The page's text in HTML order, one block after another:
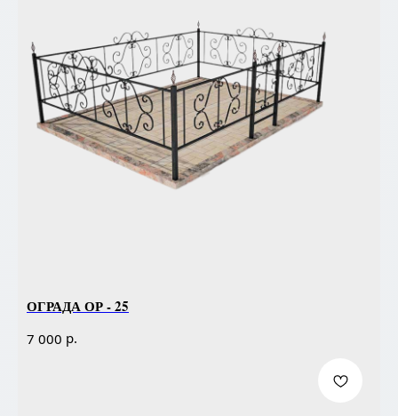
ОГРАДА ОР - 25
7 000 р.